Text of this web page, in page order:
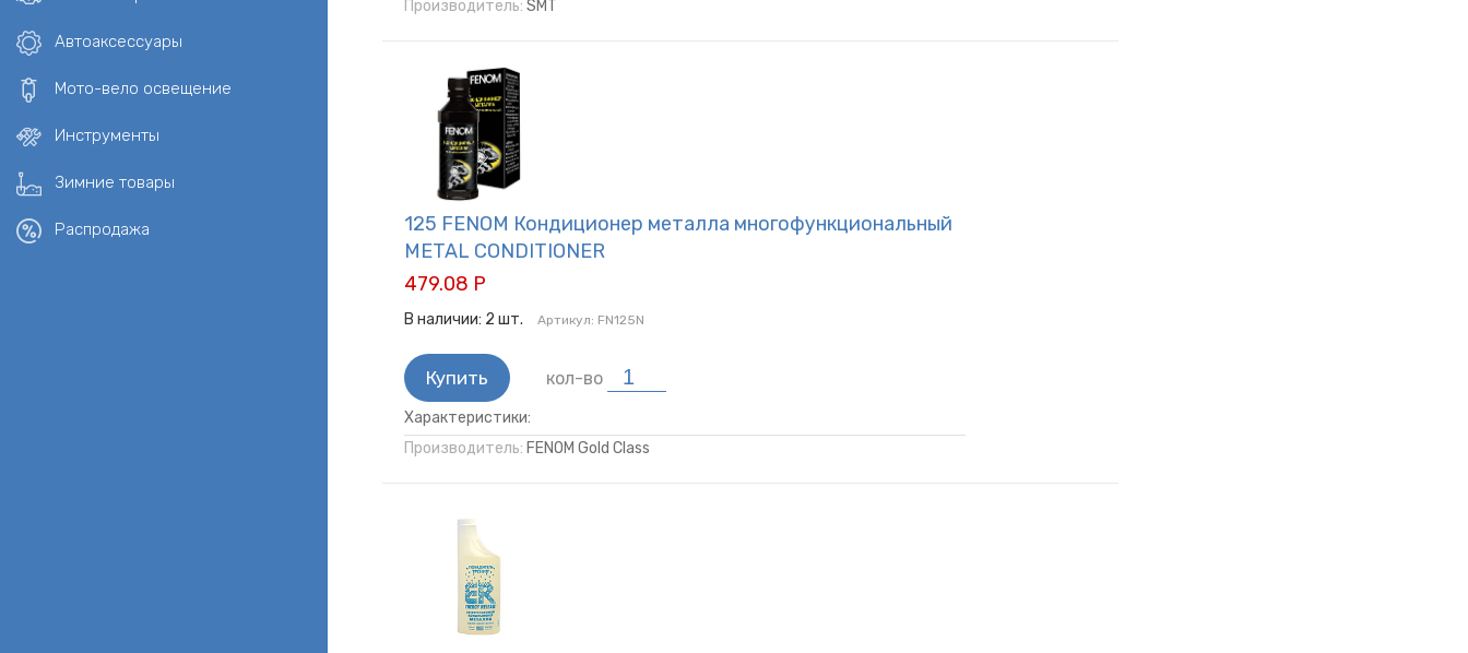
Автоаксессуары
Мото-вело освещение
Инструменты
Зимние товары
Распродажа
Производитель: SMT
125 FENOM Кондиционер металла многофункциональный
METAL CONDITIONER
479.08 Р
В наличии: 2 шт. Артикул: FN125N
Купить кол-во
Характеристики:
Производитель: FENOM Gold Class